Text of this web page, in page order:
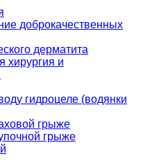
доброкачественных
дерматита
хирургия и
гидроцеле (водянки
грыже
грыже